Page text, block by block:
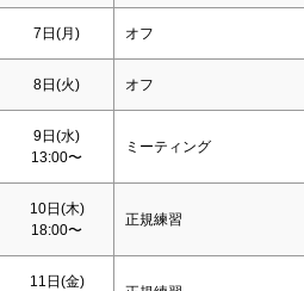
7日(月) オフ
8日(火) オフ
9日(水)
13:00〜
ミーティング
10日(木)
18:00〜
正規練習
11日(金)